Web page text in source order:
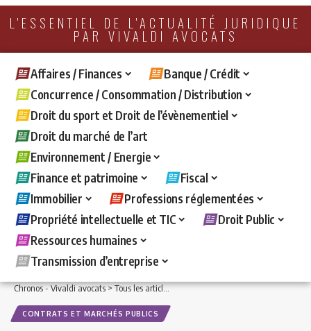
L'ESSENTIEL DE L'ACTUALITÉ JURIDIQUE
PAR VIVALDI AVOCATS
Affaires / Finances
Banque / Crédit
Concurrence / Consommation / Distribution
Droit du sport et Droit de l’évènementiel
Droit du marché de l’art
Environnement / Energie
Finance et patrimoine
Fiscal
Immobilier
Professions réglementées
Propriété intellectuelle et TIC
Droit Public
Ressources humaines
Transmission d’entreprise
Chronos - Vivaldi avocats>Tous les articles >Droit Public>Contrats et marchés
CONTRATS ET MARCHÉS PUBLICS